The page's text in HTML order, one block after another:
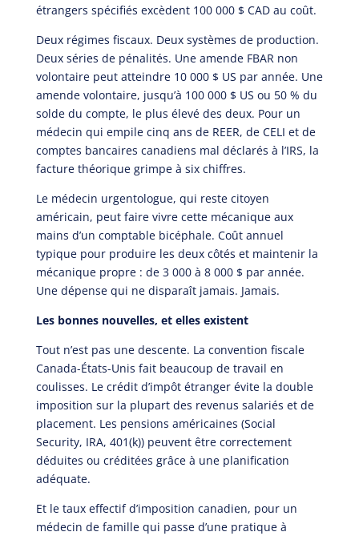
étrangers spécifiés excèdent 100 000 $ CAD au coût.
Deux régimes fiscaux. Deux systèmes de production.
Deux séries de pénalités. Une amende FBAR non
volontaire peut atteindre 10 000 $ US par année. Une
amende volontaire, jusqu’à 100 000 $ US ou 50 % du
solde du compte, le plus élevé des deux. Pour un
médecin qui empile cinq ans de REER, de CELI et de
comptes bancaires canadiens mal déclarés à l’IRS, la
facture théorique grimpe à six chiffres.
Le médecin urgentologue, qui reste citoyen
américain, peut faire vivre cette mécanique aux
mains d’un comptable bicéphale. Coût annuel
typique pour produire les deux côtés et maintenir la
mécanique propre : de 3 000 à 8 000 $ par année.
Une dépense qui ne disparaît jamais. Jamais.
Les bonnes nouvelles, et elles existent
Tout n’est pas une descente. La convention fiscale
Canada-États-Unis fait beaucoup de travail en
coulisses. Le crédit d’impôt étranger évite la double
imposition sur la plupart des revenus salariés et de
placement. Les pensions américaines (Social
Security, IRA, 401(k)) peuvent être correctement
déduites ou créditées grâce à une planification
adéquate.
Et le taux effectif d’imposition canadien, pour un
médecin de famille qui passe d’une pratique à